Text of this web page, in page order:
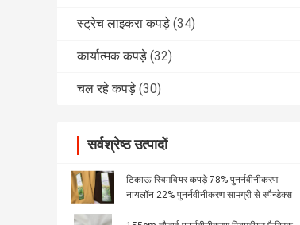
स्ट्रेच लाइकरा कपड़े (34)
कार्यात्मक कपड़े (32)
चल रहे कपड़े (30)
सर्वश्रेष्ठ उत्पादों
टिकाऊ स्विमवियर कपड़े 78% पुनर्नवीनीकरण
नायलॉन 22% पुनर्नवीनीकरण सामग्री से स्पैन्डेक्स